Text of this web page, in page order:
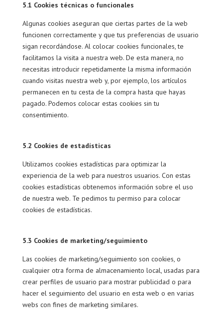
5.1 Cookies técnicas o funcionales
Algunas cookies aseguran que ciertas partes de la web
funcionen correctamente y que tus preferencias de usuario
sigan recordándose. Al colocar cookies funcionales, te
facilitamos la visita a nuestra web. De esta manera, no
necesitas introducir repetidamente la misma información
cuando visitas nuestra web y, por ejemplo, los artículos
permanecen en tu cesta de la compra hasta que hayas
pagado. Podemos colocar estas cookies sin tu
consentimiento.
5.2 Cookies de estadísticas
Utilizamos cookies estadísticas para optimizar la
experiencia de la web para nuestros usuarios. Con estas
cookies estadísticas obtenemos información sobre el uso
de nuestra web. Te pedimos tu permiso para colocar
cookies de estadísticas.
5.3 Cookies de marketing/seguimiento
Las cookies de marketing/seguimiento son cookies, o
cualquier otra forma de almacenamiento local, usadas para
crear perfiles de usuario para mostrar publicidad o para
hacer el seguimiento del usuario en esta web o en varias
webs con fines de marketing similares.